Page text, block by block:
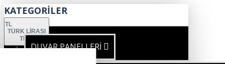
KATEGORİLER
TL
TÜRK LIRASI
TRY
DUVAR PANELLERİ